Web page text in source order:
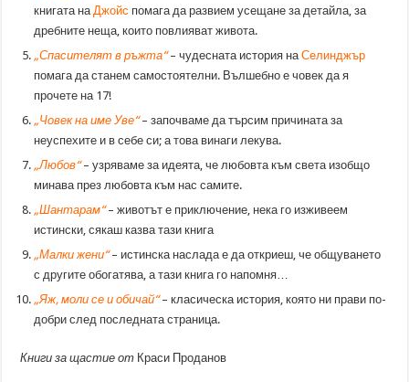
книгата наДжойс помага да развием усещане за детайла, за
дребните неща, които повлияват живота.
„Спасителят в ръжта“– чудесната история наСелинджър
помага да станем самостоятелни. Вълшебно е човек да я
прочете на 17!
„Човек на име Уве“– започваме да търсим причината за
неуспехите и в себе си; а това винаги лекува.
„Любов“– узряваме за идеята, че любовта към света изобщо
минава през любовта към нас самите.
„Шантарам“– животът е приключение, нека го изживеем
истински, сякаш казва тази книга
„Малки жени“– истинска наслада е да откриеш, че общуването
с другите обогатява, а тази книга го напомня…
„Яж, моли се и обичай“– класическа история, която ни прави по-
добри след последната страница.
Книги за щастие от Краси Проданов